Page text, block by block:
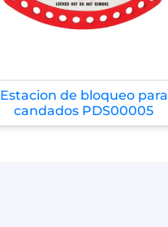
Estacion de bloqueo para
candados PDS00005